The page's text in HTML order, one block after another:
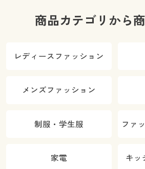
商品カテゴリから
レディースファッション
メンズファッション
制服・学生服 ファ
家電 キッ